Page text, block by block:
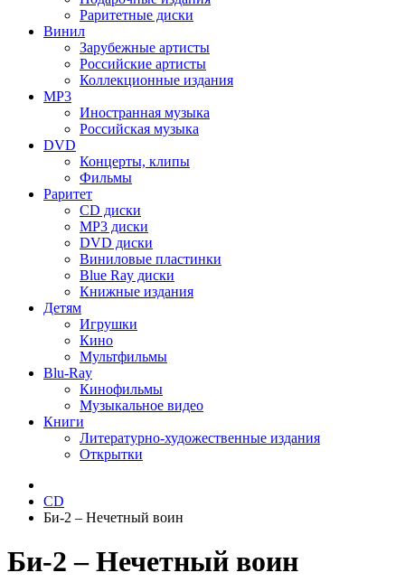
Раритетные диски
Винил
Зарубежные артисты
Российские артисты
Коллекционные издания
MP3
Иностранная музыка
Российская музыка
DVD
Концерты, клипы
Фильмы
Раритет
CD диски
MP3 диски
DVD диски
Виниловые пластинки
Blue Ray диски
Книжные издания
Детям
Игрушки
Кино
Мультфильмы
Blu-Ray
Кинофильмы
Музыкальное видео
Книги
Литературно-художественные издания
Открытки
CD
Би-2 ‎– Нечетный воин
Би-2 ‎– Нечетный воин